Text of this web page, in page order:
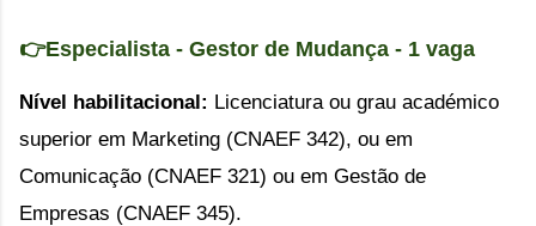
👉Especialista - Gestor de Mudança - 1 vaga
Nível habilitacional: Licenciatura ou grau académico
superior em Marketing (CNAEF 342), ou em
Comunicação (CNAEF 321) ou em Gestão de
Empresas (CNAEF 345).